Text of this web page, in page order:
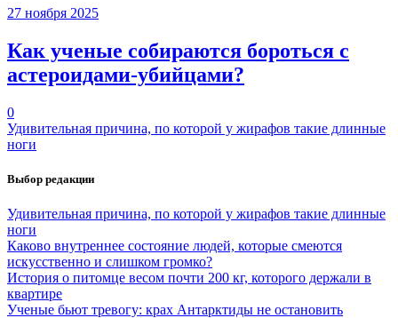
27 ноября 2025
Как ученые собираются бороться с
астероидами-убийцами?
0
Удивительная причина, по которой у жирафов такие длинные
ноги
Выбор редакции
Удивительная причина, по которой у жирафов такие длинные
ноги
Каково внутреннее состояние людей, которые смеются
искусственно и слишком громко?
История о питомце весом почти 200 кг, которого держали в
квартире
Ученые бьют тревогу: крах Антарктиды не остановить